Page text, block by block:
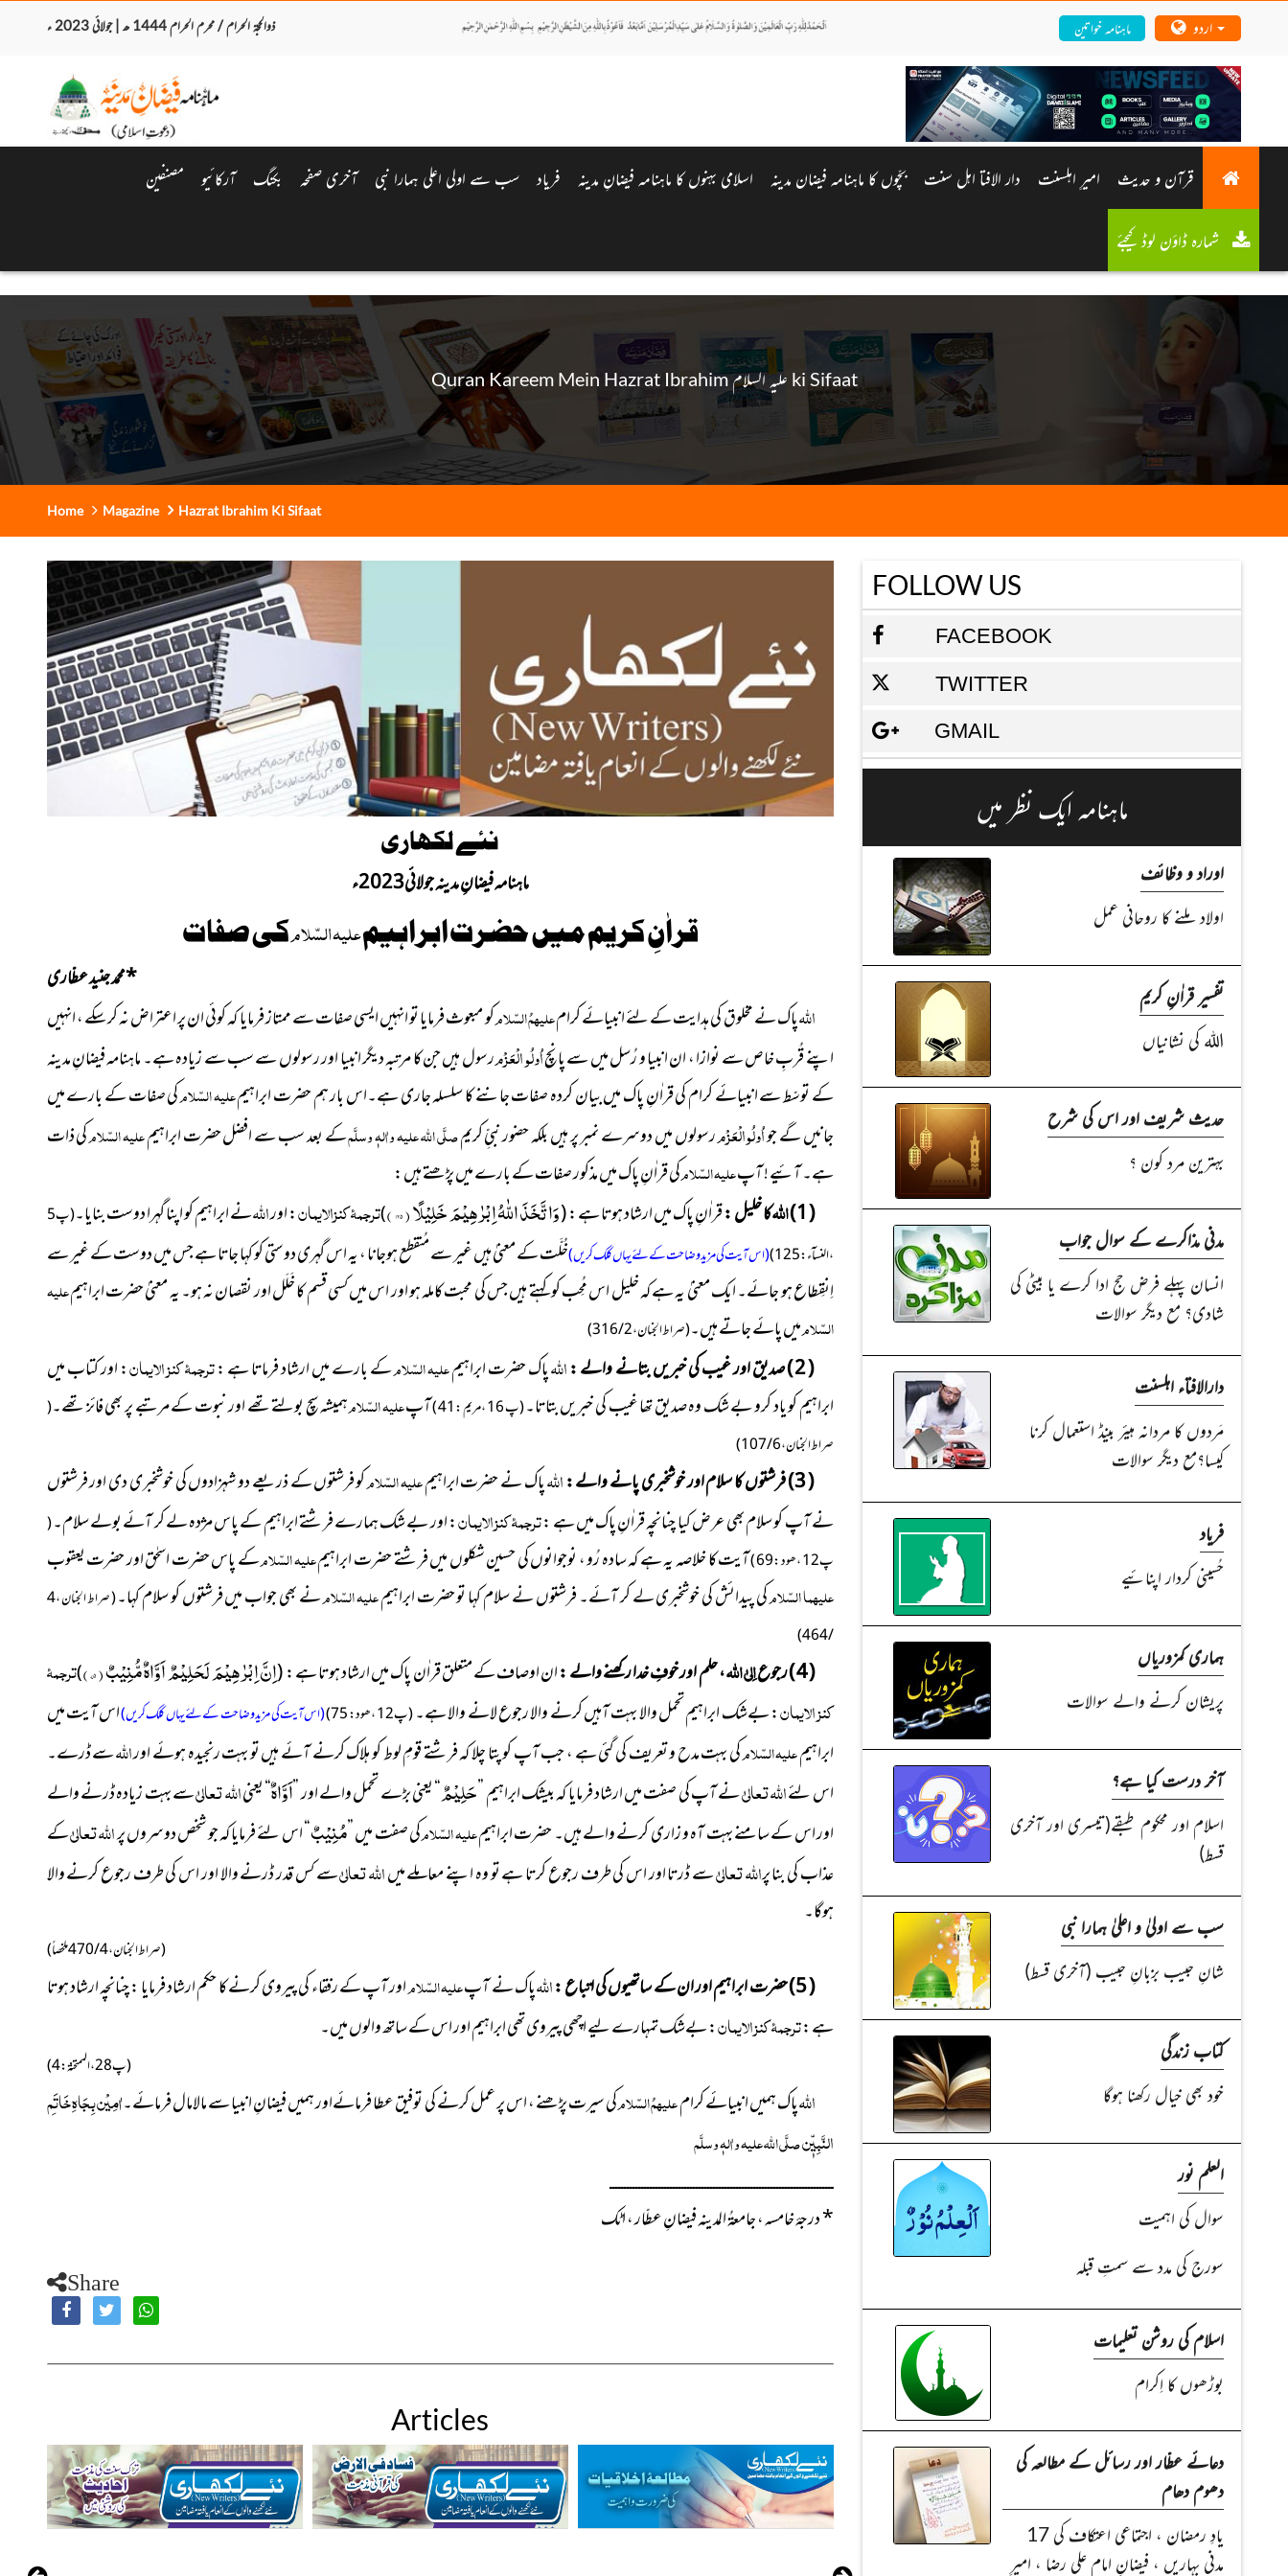
ذوالحجۃ الحرام / محرم الحرام 1444 ھ | جولائی 2023 ء ماہنامہ خواتین
قرآن و حدیث امیرِ اہلسنت دار الافتا اہل سنت بچّوں کا ماہنامہ فیضان مدینہ اسلامی بہنوں کا ماہنامہ فیضانِ مدینہ فریاد سب سے اولی اعلی ہمارا نبی آخری صفحہ بکنگ آرکائیو مصنفین
شمارہ ڈاؤن لوڈ کیجئے
Quran Kareem Mein Hazrat Ibrahim علیہ السلام ki Sifaat
Home Magazine Hazrat Ibrahim Ki Sifaat
نئے لکھاری
ماہنامہ فیضانِ مدینہ جولائی2023ء
قراٰنِ کریم میں حضرت ابراہیمعلیہ السّلامکی صفات
*محمد جنید عطّاری
اللہپاک نے مخلوق کی ہدایت کے لئے انبیائے کرامعلیہمُ السّلامکو مبعوث فرمایا تو انہیں ایسی صفات سے ممتاز فرمایا کہ کوئی ان پر اعتراض نہ کرسکے ، انہیں
اپنے قُربِ خاص سے نوازا ، ان انبیا و رُسل میں سے پانچاُولُو الْعَزْمرسول ہیں جن کا مرتبہ دیگر انبیا اور رسولوں سے سب سے زیادہ ہے۔ ماہنامہ فیضانِ مدینہ
کے توسّط سے انبیائے کرام کی قراٰنِ پاک میں بیان کردہ صفات جاننے کا سلسلہ جاری ہے۔اس بار ہم حضرت ابراہیمعلیہ السّلامکی صفات کے بارے میں
جانیں گے جواُولُو الْعَزْمرسولوں میں دوسرے نمبر پر ہیں بلکہ حضور نبیِّ کریمصلَّی اللہ علیہ واٰلہٖ وسلَّمکے بعد سب سے افضل حضرت ابراہیمعلیہ السّلامکی ذات
ہے۔ آئیے ! آپعلیہ السّلامکی قراٰنِ پاک میں مذکور صفات کے بارے میں پڑھتے ہیں :
( 1 ) اللہکا خلیل :قراٰنِ پاک میں ارشاد ہوتا ہے :(وَاتَّخَذَ اللّٰهُ اِبْرٰهِیْمَ خَلِیْلًا ( ۱۲۵ ) )ترجمۂ کنزالایمان: اوراللہنے ابراہیم کو اپنا گہرا دوست بنایا۔
( پ5
، النسآء : 125 )
(اس آیت کی مزید وضاحت کے لئے یہاں کلک کریں)خُلَّت کے معنیٰ ہیں غیر سے مُنقطع ہوجانا ، یہ اس گہری دوستی کو کہا جاتا ہے جس میں دوست کے غیر سے
اِنقِطاع ہو جائے۔ ایک معنیٰ یہ ہے کہ خلیل اس مُحِب کو کہتے ہیں جس کی محبت کاملہ ہو اور اس میں کسی قسم کا خَلَل اور نقصان نہ ہو۔ یہ معنیٰ حضرت ابراہیمعلیہ
السّلاممیں پائے جاتے ہیں۔( صراط الجنان ، 2 / 316 )
( 2 ) صدیق اور غیب کی خبریں بتانے والے : اللہپاک حضرت ابراہیمعلیہ السّلامکے بارے میں ارشاد فرماتا ہے :ترجمۂ کنز الایمان: اور کتاب میں
ابراہیم کو یاد کرو بے شک وہ صدیق تھا غیب کی خبریں بتاتا۔( پ 16 ، مریم : 41 ) آپعلیہ السّلامہمیشہ سچ بولتے تھے اور نبوت کے مرتبے پر بھی فائز تھے۔(
صراط الجنان ، 6 / 107 )
( 3 ) فرشتوں کا سلام اور خوشخبری پانے والے : اللہپاک نے حضرت ابراہیمعلیہ السّلامکو فرشتوں کے ذریعے دو شہزادوں کی خوشخبری دی اور فرشتوں
نے آپ کو سلام بھی عرض کیا چنانچہ قراٰنِ پاک میں ہے :ترجمۂ کنز الایمان: اور بے شک ہمارے فرشتے ابراہیم کے پاس مژدہ لے کر آئے بولے سلام۔(
پ12 ، ھود : 69 )
آیت کا خلاصہ یہ ہے کہ سادہ رُو ، نوجوانوں کی حسین شکلوں میں فرشتے حضرت ابراہیمعلیہ السّلامکے پاس حضرت اسحٰق اور حضرت یعقوب
علیہما السّلامکی پیدائش کی خوشخبری لے کر آئے۔ فرشتوں نے سلام کہا تو حضرت ابراہیمعلیہ السّلامنے بھی جواب میں فرشتوں کو سلام کہا۔
( صراط الجنان ، 4
/ 464 )
( 4 ) رجوع اِلیٰ اللہ، حلم اور خوفِ خدا رکھنے والے :ان اوصاف کے متعلق قراٰن پاک میں ارشاد ہوتا ہے :(اِنَّ اِبْرٰهِیْمَ لَحَلِیْمٌ اَوَّاهٌ مُّنِیْبٌ ( ۷۵ ) )ترجمۂ
کنز الایمان: بےشک ابراہیم تحمل والا بہت آہیں کرنے والا رجوع لانے والا ہے۔( پ12 ، ھود : 75 ) (اس آیت کی مزید وضاحت کے لئے یہاں کلک کریں)اس آیت میں
ابراہیمعلیہ السّلامکی بہت مدح و تعریف کی گئی ہے ، جب آپ کو پتا چلا کہ فرشتے قومِ لوط کو ہلاک کرنے آئے ہیں تو بہت رنجیدہ ہوئے اوراللہسے ڈرے۔
اس لئےاللہ تعالیٰنے آپ کی صفت میں ارشاد فرمایا کہ بیشک ابراہیم ”حَلِیْمٌ“ یعنی بڑے تحمل والے اور ”اَوَّاهٌ“ یعنیاللہ تعالیٰسے بہت زیادہ ڈرنے والے
اور اس کے سامنے بہت آہ و زاری کرنے والے ہیں۔حضرت ابراہیمعلیہ السّلامکی صفت میں ”مُنِیْبٌ“ اس لئے فرمایا کہ جو شخص دوسروں پراللہ تعالیٰکے
عذاب کی بنا پراللہ تعالیٰسے ڈرتا اور اس کی طرف رجوع کرتا ہے تو وہ اپنے معاملے میںاللہ تعالیٰسے کس قدر ڈرنے والا اور اس کی طرف رجوع کرنے والا
ہوگا۔
( صراط الجنان ، 4 / 470 ملخصاً )
( 5 ) حضرت ابراہیم اور ان کے ساتھیوں کی اتباع : اللہپاک نے آپعلیہ السّلاماور آپ کے رفقاء کی پیروی کرنے کا حکم ارشاد فرمایا : چنانچہ ارشاد ہوتا
ہے :ترجمۂ کنز الایمان: بےشک تمہارے لیے اچھی پیروی تھی ابراہیم اور اس کے ساتھ والوں میں۔
( پ28 ، الممتحنۃ : 4 )
اللہپاک ہمیں انبیائے کرامعلیہمُ السّلامکی سیرت پڑھنے ، اس پر عمل کرنے کی توفیق عطا فرمائےاور ہمیں فیضانِ انبیا سے مالامال فرمائے۔اٰمِیْن بِجَاہِ خَاتَمِ
النَّبِیّٖنصلَّی اللہ علیہ واٰلہٖ وسلَّم
ــــــــــــــــــــــــــــــــــــــــــــــــــــــــــــــــــــــــــــــ
*درجۂ خامسہ ، جامعۃُ المدینہ فیضانِ عطّار ، اٹک
Share
Articles
FOLLOW US
FACEBOOK
TWITTER
GMAIL
ماہنامہ ایک نظر میں
اوراد و وظائف
اولاد ملنے کا روحانی عمل
تفسیر قراٰنِ کریم
اللہ کی نشانیاں
حدیث شریف اور اس کی شرح
بہترین مرد کون ؟
مدنی مذاکرے کے سوال جواب
انسان پہلے فرض حج ادا کرے یا بیٹی کی
شادی؟ مع دیگر سوالات
دارالافتاء اہلسنت
مَردوں کا مردانہ ہیئر بینڈ استعمال کرنا
کیسا؟مع دیگر سوالات
فریاد
حُسینی کردار اپنائیے
ہماری کمزوریاں
پریشان کرنے والے سوالات
آخر درست کیا ہے؟
اسلام اور محکوم طبقے(تیسری اور آخری
قسط)
سب سے اولیٰ و اعلیٰ ہمارا نبی
شانِ حبیب بزبانِ حبیب (آخری قسط)
کتاب زندگی
خود بھی خیال رکھنا ہوگا
العلم نور
سوال کی اہمیت
سورج کی مدد سے سمتِ قبلہ
اسلام کی روشن تعلیمات
بوڑھوں کا اِکرام
دعائے عطّار اور رسائل کے مطالعہ کی
دھوم دھام
یادِ رمضان ، اجتماعی اعتکاف کی 17
مدنی بہاریں ، فیضانِ امام علی رضا ، امیرِ